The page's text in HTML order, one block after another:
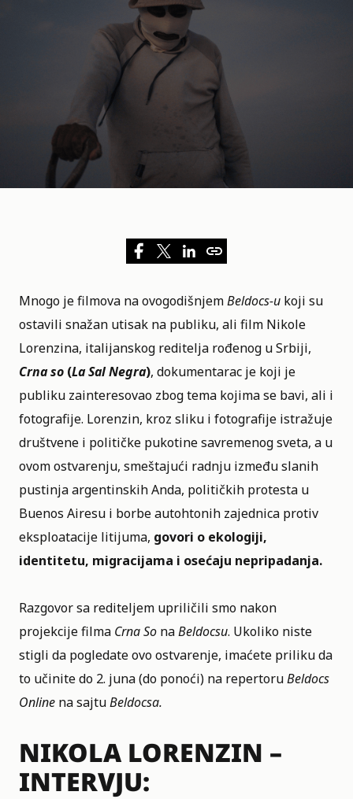
Mnogo je filmova naovogodišnjemBeldocs-u koji su
ostavili snažan utisak na publiku, ali film Nikole
Lorenzina, italijanskog reditelja rođenog u Srbiji,
Crna so (La Sal Negra), dokumentarac je koji je
publiku zainteresovao zbog tema kojima se bavi, ali i
fotografije. Lorenzin, kroz sliku i fotografije istražuje
društvene i političke pukotine savremenog sveta, a u
ovom ostvarenju, smeštajući radnju između slanih
pustinja argentinskih Anda, političkih protesta u
Buenos Airesu i borbe autohtonih zajednica protiv
eksploatacije litijuma, govori o ekologiji,
identitetu, migracijama i osećaju nepripadanja.
Razgovor sa rediteljem upriličili smo nakon
projekcije filma Crna So naBeldocsu. Ukoliko niste
stigli da pogledate ovo ostvarenje, imaćete priliku da
to učinite do 2. juna (do ponoći) na repertoruBeldocs
Online na sajtuBeldocsa.
NIKOLA LORENZIN –
INTERVJU: